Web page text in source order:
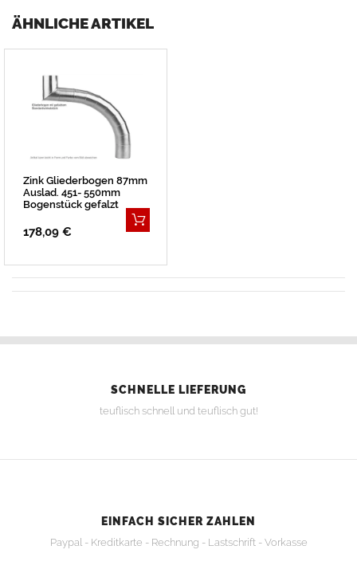
ÄHNLICHE ARTIKEL
Zink Gliederbogen 87mm
Auslad. 451- 550mm
Bogenstück gefalzt
178,09 €
SCHNELLE LIEFERUNG
teuflisch schnell und teuflisch gut!
EINFACH SICHER ZAHLEN
Paypal - Kreditkarte - Rechnung - Lastschrift - Vorkasse